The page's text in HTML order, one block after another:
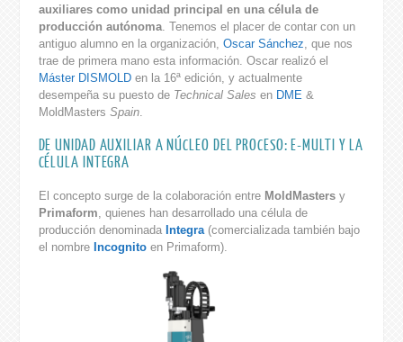
auxiliares como unidad principal en una célula de
producción autónoma. Tenemos el placer de contar con un
antiguo alumno en la organización, Oscar Sánchez , que nos
trae de primera mano esta información. Oscar realizó el
Máster DISMOLDen la 16ª edición, y actualmente
desempeña su puesto de Technical Sales en DME &
MoldMasters Spain.
DE UNIDAD AUXILIAR A NÚCLEO DEL PROCESO: E-MULTI Y LA
CÉLULA INTEGRA
El concepto surge de la colaboración entre MoldMastersy
Primaform , quienes han desarrollado una célula de
producción denominada Integra(comercializada también bajo
el nombre Incognitoen Primaform).